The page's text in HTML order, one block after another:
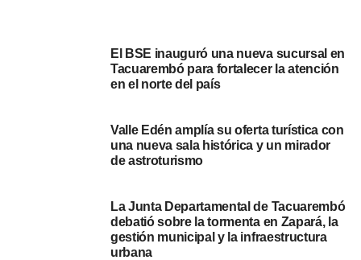
equipos de handball del Polideportivo
El BSE inauguró una nueva sucursal en
Tacuarembó para fortalecer la atención
en el norte del país
Valle Edén amplía su oferta turística con
una nueva sala histórica y un mirador
de astroturismo
La Junta Departamental de Tacuarembó
debatió sobre la tormenta en Zapará, la
gestión municipal y la infraestructura
urbana